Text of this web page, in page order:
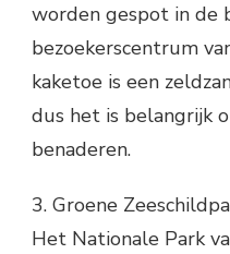
worden gespot in de
bezoekerscentrum
kaketoe is een
dus het is belangrijk
benaderen.
3. Groene
Het Nationale Park